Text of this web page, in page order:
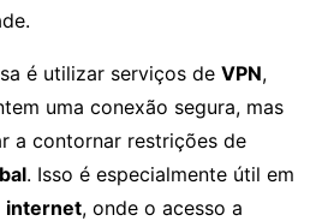
é utilizar serviços de VPN,
uma conexão segura, mas
a contornar restrições de
. Isso é especialmente útil em
internet, onde o acesso a